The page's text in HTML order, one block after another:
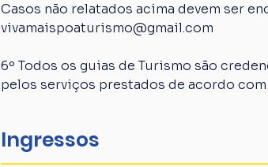
Casos não relatados acima devem ser
vivamaispoaturismo@gmail.com
6º Todos os guias de Turismo são
pelos serviços prestados de acordo com
Ingressos